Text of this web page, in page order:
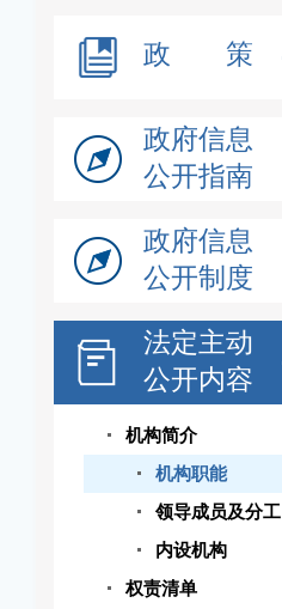
政 策
政府信息
公开指南
政府信息
公开制度
法定主动
公开内容
机构简介
机构职能
领导成员及分工
内设机构
权责清单